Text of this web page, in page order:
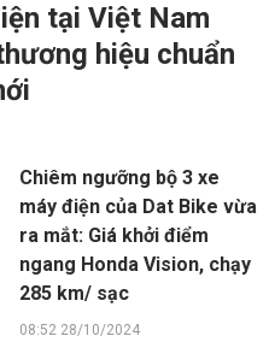
tại Việt Nam
hiệu chuẩn
Chiêm ngưỡng bộ 3 xe
máy điện của Dat Bike vừa
ra mắt: Giá khởi điểm
ngang Honda Vision, chạy
285 km/ sạc
08:52 28/10/2024